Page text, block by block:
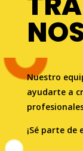
Nuestro
ayudarte a
¡Sé parte de